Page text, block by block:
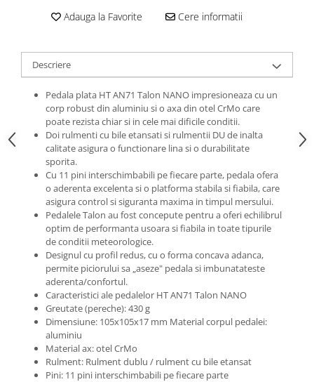
Accesorii Remorca
Roti ajutatoare
Scaune pentru Copii
Transport si Depozitare
Set Roti
Suspensii Spate
Butuci Roata
Pinioane
Schimbator Pinioane
Schimbator Foi
Manete Schimbator
Etrier frana
Angrenaje
Ureche cadru
Disc frana
Cuvete
Monobloc
Adauga la Favorite Cere informatii
Descriere
Pedala plata HT AN71 Talon NANO impresioneaza cu un
corp robust din aluminiu si o axa din otel CrMo care
poate rezista chiar si in cele mai dificile conditii.
Doi rulmenti cu bile etansati si rulmentii DU de inalta
calitate asigura o functionare lina si o durabilitate
sporita.
Cu 11 pini interschimbabili pe fiecare parte, pedala ofera
o aderenta excelenta si o platforma stabila si fiabila, care
asigura control si siguranta maxima in timpul mersului.
Pedalele Talon au fost concepute pentru a oferi echilibrul
optim de performanta usoara si fiabila in toate tipurile
de conditii meteorologice.
Designul cu profil redus, cu o forma concava adanca,
permite piciorului sa „aseze" pedala si imbunatateste
aderenta/confortul.
Caracteristici ale pedalelor HT AN71 Talon NANO
Greutate (pereche): 430 g
Dimensiune: 105x105x17 mm Material corpul pedalei:
aluminiu
Material ax: otel CrMo
Rulment: Rulment dublu / rulment cu bile etansat
Pini: 11 pini interschimbabili pe fiecare parte